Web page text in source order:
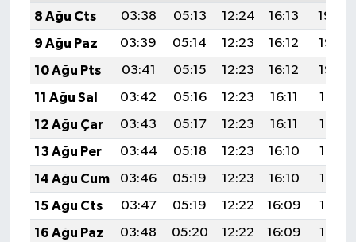
8 Ağu Cts
03:38 05:13 12:24 16:13
19:24
9 Ağu Paz
03:39 05:14 12:23 16:12
19:23
10 Ağu Pts
03:41 05:15 12:23 16:12
19:22
11 Ağu Sal
03:42 05:16 12:23 16:11
19:21
12 Ağu Çar
03:43 05:17 12:23 16:11
19:19
13 Ağu Per
03:44 05:18 12:23 16:10
19:18
14 Ağu Cum
03:46 05:19 12:23 16:10
19:17
15 Ağu Cts
03:47 05:19 12:22 16:09
19:16
16 Ağu Paz
03:48 05:20 12:22 16:09
19:14